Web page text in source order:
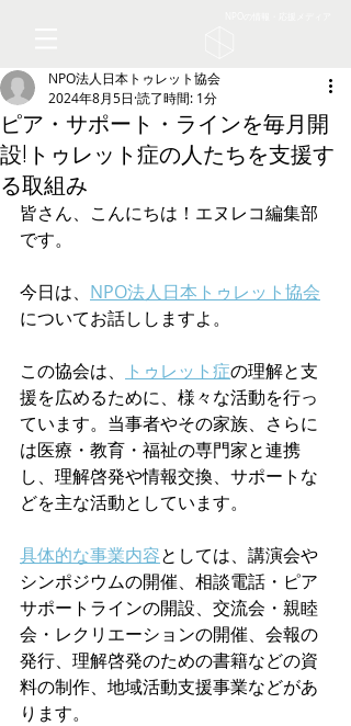
ピア・サポート・ラインを毎月開
設!トゥレット症の人たちを支援す
る取組み
NPO法人日本トゥレット協会
2024年8月5日 読了時間: 1分
皆さん、こんにちは！エヌレコ編集部
です。
今日は、 NPO法人日本トゥレット協会
についてお話ししますよ。
この協会は、 トゥレット症の理解と支
援を広めるために、様々な活動を行っ
ています。当事者やその家族、さらに
は医療・教育・福祉の専門家と連携
し、理解啓発や情報交換、サポートな
どを主な活動としています。
具体的な事業内容としては、講演会や
シンポジウムの開催、相談電話・ピア
サポートラインの開設、交流会・親睦
会・レクリエーションの開催、会報の
発行、理解啓発のための書籍などの資
料の制作、地域活動支援事業などがあ
ります。